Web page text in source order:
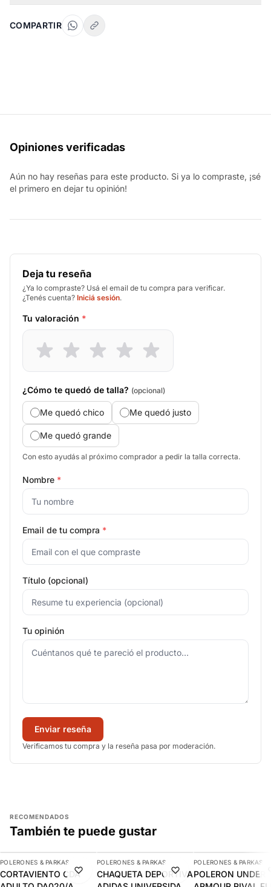
COMPARTIR
Opiniones verificadas
Aún no hay reseñas para este producto. Si ya lo compraste, ¡sé
el primero en dejar tu opinión!
Deja tu reseña
¿Ya lo compraste? Usá el email de tu compra para verificar.
¿Tenés cuenta? Iniciá sesión.
Tu valoración *
¿Cómo te quedó de talla? (opcional)
Me quedó chico Me quedó justo
Me quedó grande
Con esto ayudás al próximo comprador a pedir la talla correcta.
Nombre *
Email de tu compra *
Título (opcional)
Tu opinión
Enviar reseña
Verificamos tu compra y la reseña pasa por moderación.
RECOMENDADOS
También te puede gustar
-11%
AGREGAR
POLERONES & PARKAS
CORTAVIENTO CDA
-10%
AGREGAR
POLERONES & PARKAS
CHAQUETA DEPORTIVA
-11%
POLERONES & PARKAS
POLERON UNDER